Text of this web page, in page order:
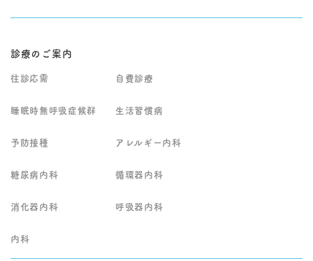
診療のご案内
往診応需 自費診療
睡眠時無呼吸症候群 生活習慣病
予防接種 アレルギー内科
糖尿病内科 循環器内科
消化器内科 呼吸器内科
内科